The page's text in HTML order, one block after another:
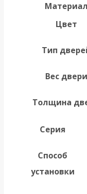
Материал
Цвет
Тип
Вес двери
Толщина
Серия
Способ
установки